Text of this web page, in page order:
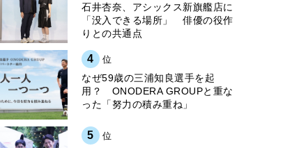
石井杏奈、アシックス新旗艦店に
「没入できる場所」 俳優の役作
りとの共通点
4 位
なぜ59歳の三浦知良選手を起
用？ ONODERA GROUPと重な
った「努力の積み重ね」
5 位